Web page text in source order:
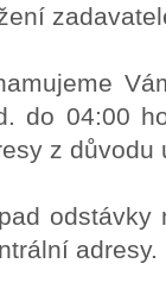
do 04:00
z důvodu
odstávky
adresy.